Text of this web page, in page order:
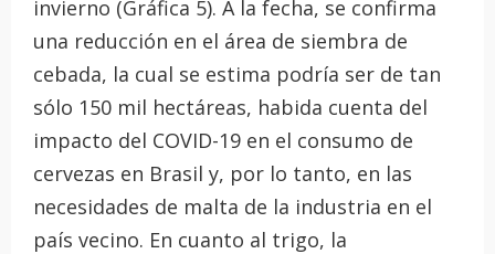
invierno (Gráfica 5). A la fecha, se confirma
una reducción en el área de siembra de
cebada, la cual se estima podría ser de tan
sólo 150 mil hectáreas, habida cuenta del
impacto del COVID-19 en el consumo de
cervezas en Brasil y, por lo tanto, en las
necesidades de malta de la industria en el
país vecino. En cuanto al trigo, la